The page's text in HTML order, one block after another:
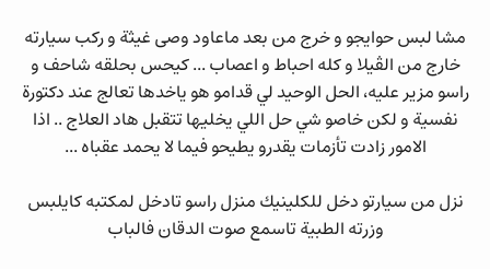
مشا لبس حوايجو و خرج من بعد ماعاود وصى غيثة و ركب سيارته
خارج من الڤيلا و كله احباط و اعصاب ... كيحس بحلقه شاحف و
راسو مزير عليه، الحل الوحيد لي قدامو هو ياخدها تعالج عند دكتورة
نفسية و لكن خاصو شي حل اللي يخليها تتقبل هاد العلاج .. اذا
الامور زادت تأزمات يقدرو يطيحو فيما لا يحمد عقباه ...
نزل من سيارتو دخل للكلينيك منزل راسو تادخل لمكتبه كايلبس
وزرته الطبية تاسمع صوت الدقان فالباب